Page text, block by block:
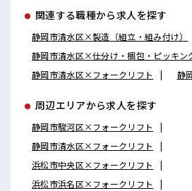
関連する職種から求人を探す
静岡市清水区×製造（組立・組み付け）
静岡市清水区×仕分け・梱包・ピッキン
静岡市清水区×フォークリフト
静
周辺エリアから求人を探す
静岡市駿河区×フォークリフト
静岡市清水区×フォークリフト
浜松市中央区×フォークリフト
浜松市浜名区×フォークリフト